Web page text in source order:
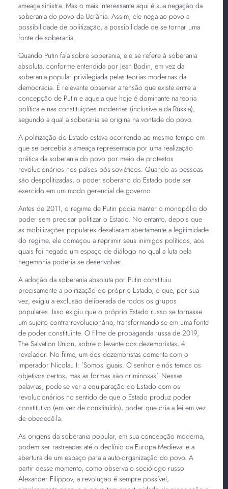
ameaça sinistra. Mas o mais interessante aqui é sua negação da
soberania do povo da Ucrânia. Assim, ele nega ao povo a
possibilidade de politização, a possibilidade de se tornar uma
fonte de soberania.
Quando Putin fala sobre soberania, ele se refere à soberania
absoluta, conforme entendida por Jean Bodin, em vez da
soberania popular privilegiada pelas teorias modernas da
democracia. É relevante observar a tensão que existe entre a
concepção de Putin e aquela que hoje é dominante na teoria
política e nas constituições modernas (inclusive a da Rússia),
segundo a qual a soberania se origina na vontade do povo.
A politização do Estado estava ocorrendo ao mesmo tempo em
que se percebia a ameaça representada por uma realização
prática da soberania do povo por meio de protestos
revolucionários nos países pós-soviéticos. Quando as pessoas
são despolitizadas, o poder soberano do Estado pode ser
exercido em um modo gerencial de governo.
Antes de 2011, o regime de Putin podia manter o monopólio do
poder sem precisar politizar o Estado. No entanto, depois que
as mobilizações populares desafiaram abertamente a legitimidade
do regime, ele começou a reprimir seus inimigos políticos, aos
quais foi negado um espaço de diálogo no qual a luta pela
hegemonia poderia se desenvolver.
A adoção da soberania absoluta por Putin constituiu
precisamente a politização do próprio Estado, o que, por sua
vez, exigiu a exclusão deliberada de todos os grupos
populares. Isso exigiu que o próprio Estado russo se tornasse
um sujeito contrarrevolucionário, transformando-se em uma fonte
de poder constituinte. O filme de propaganda russa de 2019,
The Salvation Union, sobre o levante dos dezembristas, é
revelador. No filme, um dos dezembristas comenta com o
imperador Nicolau I: ’Somos iguais. O senhor e nós temos os
objetivos certos, mas as formas são criminosas‘. Nessas
palavras, pode-se ver a equiparação do Estado com os
revolucionários no sentido de que o Estado produz poder
constitutivo (em vez de constituído), poder que cria a lei em vez
de obedecê-la.
As origens da soberania popular, em sua concepção moderna,
podem ser rastreadas até o declínio da Europa Medieval e a
abertura de um espaço para a auto-organização do povo. A
partir desse momento, como observa o sociólogo russo
Alexander Filippov, a revolução é sempre possível,